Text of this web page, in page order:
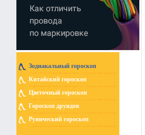
Зодиакальный гороскоп
Китайский гороскоп
Цветочный гороскоп
Гороскоп друидов
Рунический гороскоп